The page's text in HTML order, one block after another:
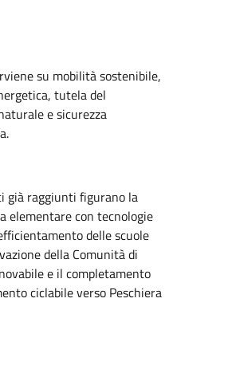
su mobilità sostenibile,
tutela del
e sicurezza
già raggiunti figurano la
elementare con tecnologie
delle scuole
della Comunità di
e il completamento
ciclabile verso Peschiera